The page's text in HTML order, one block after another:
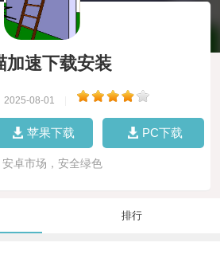
加速下载安装
2025-08-01
苹果下载 PC下载
安卓市场，安全绿色
排行